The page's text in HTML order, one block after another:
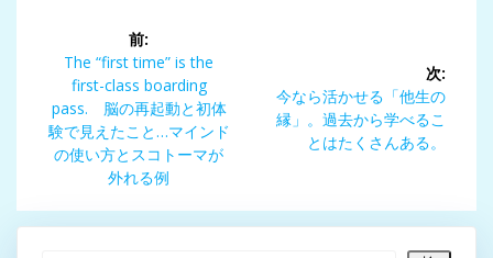
ナ
ビ
ゲ
前:
前
の
投
稿:
The “first time” is the
first-class boarding
pass. 脳の再起動と初体
験で見えたこと…マインド
の使い方とスコトーマが
外れる例
次:
次
の
今なら活かせる「他生の
縁」。過去から学べるこ
とはたくさんある。